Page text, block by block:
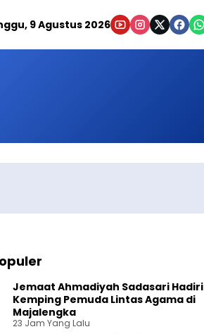
9 Agustus 2026
Jemaat Ahmadiyah Sadasari Hadiri
Kemping Pemuda Lintas Agama di
Majalengka
23 Jam Yang Lalu